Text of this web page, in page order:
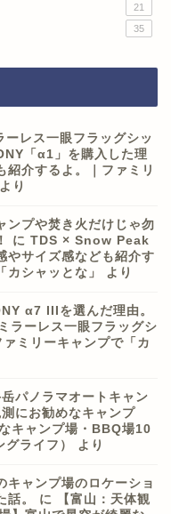
21
35
レス一眼フラッグシッ
「α1」を購入した理
紹介するよ。｜ファミリ
より
ンプや焚き火だけじゃ勿
に TDS × Snow Peak
やサイズ感なども紹介す
シャッとな」
より
α7 IIIを選んだ理由。
ラーレス一眼フラッグシ
ミリーキャンプで「カ
パノラマオートキャン
測にお勧めなキャンプ
キャンプ場・BBQ場10
ライフ）
より
キャンプ場のロケーショ
。
に
【富山：天体観